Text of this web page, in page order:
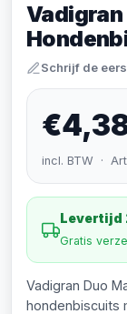
Vadigran
Schrijf de
incl. BTW ·
Levertijd
Gratis
Vadigran Duo
hondenbiscuits